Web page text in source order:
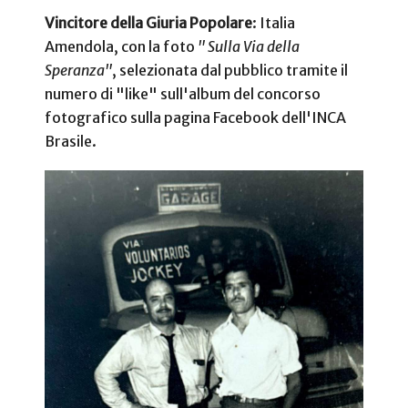
Vincitore della Giuria Popolare: Italia
Amendola, con la foto "Sulla Via della
Speranza", selezionata dal pubblico tramite il
numero di "like" sull'album del concorso
fotografico sulla pagina Facebook dell'INCA
Brasile.